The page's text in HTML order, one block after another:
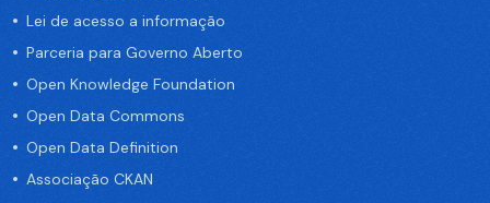
Lei de acesso a informação
Parceria para Governo Aberto
Open Knowledge Foundation
Open Data Commons
Open Data Definition
Associação CKAN